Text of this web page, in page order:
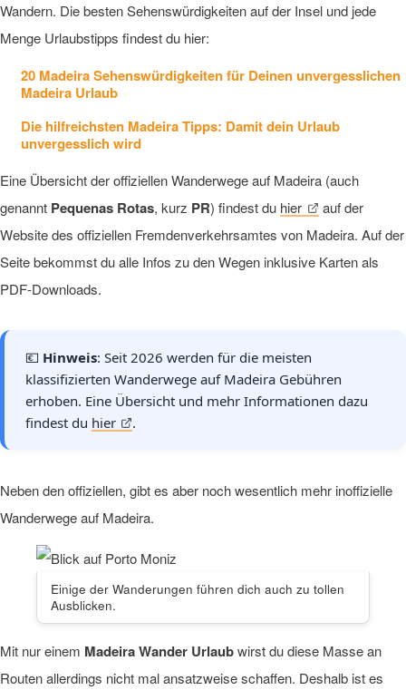
Wandern. Die besten Sehenswürdigkeiten auf der Insel und jede
Menge Urlaubstipps findest du hier:
20 Madeira Sehenswürdigkeiten für Deinen unvergesslichen
Madeira Urlaub
Die hilfreichsten Madeira Tipps: Damit dein Urlaub
unvergesslich wird
Eine Übersicht der offiziellen Wanderwege auf Madeira (auch
genannt Pequenas Rotas, kurz PR) findest du hier
auf der
Website des offiziellen Fremdenverkehrsamtes von Madeira. Auf der
Seite bekommst du alle Infos zu den Wegen inklusive Karten als
PDF-Downloads.
💶 Hinweis: Seit 2026 werden für die meisten
klassifizierten Wanderwege auf Madeira Gebühren
erhoben. Eine Übersicht und mehr Informationen dazu
findest du hier .
Neben den offiziellen, gibt es aber noch wesentlich mehr inoffizielle
Wanderwege auf Madeira.
Einige der Wanderungen führen dich auch zu tollen
Ausblicken.
Mit nur einem Madeira Wander Urlaubwirst du diese Masse an
Routen allerdings nicht mal ansatzweise schaffen. Deshalb ist es